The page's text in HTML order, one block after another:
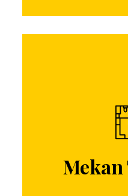
Mekan
Mekan
Mekan Tasarım